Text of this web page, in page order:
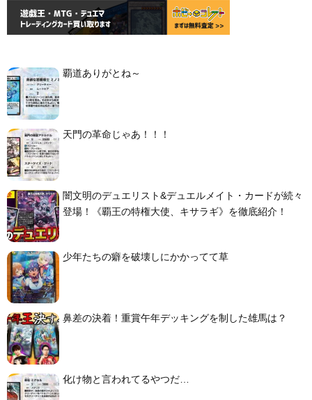
覇道ありがとね～
天門の革命じゃあ！！！
闇文明のデュエリスト&デュエルメイト・カードが続々
登場！《覇王の特権大使、キサラギ》を徹底紹介！
少年たちの癖を破壊しにかかってて草
鼻差の決着！重賞午年デッキングを制した雄馬は？
化け物と言われてるやつだ…